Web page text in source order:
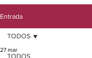
Entrada
TODOS
TODOS
27 mar